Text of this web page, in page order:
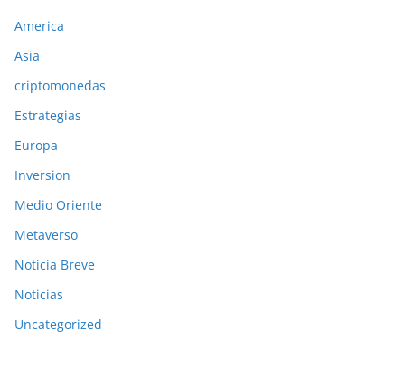
America
Asia
criptomonedas
Estrategias
Europa
Inversion
Medio Oriente
Metaverso
Noticia Breve
Noticias
Uncategorized